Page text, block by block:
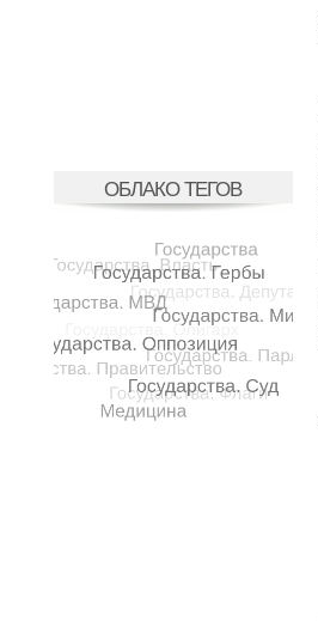
ОБЛАКО ТЕГОВ